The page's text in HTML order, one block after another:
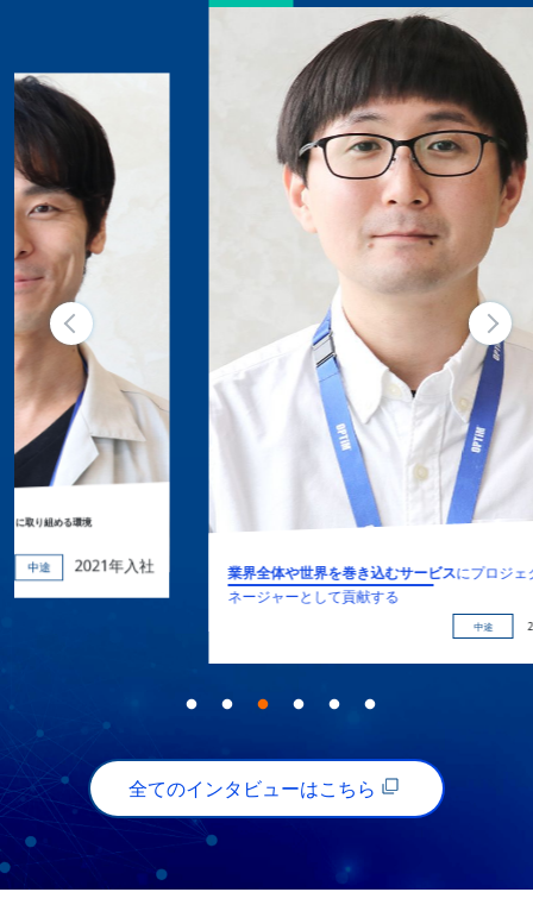
社 業界全体や世界を巻き込むサービスにプロジェクトマ
ネージャーとして貢献する
全てのインタビューはこちら